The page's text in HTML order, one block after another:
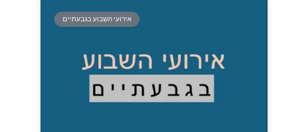
אירועי השבוע בגבעתיים